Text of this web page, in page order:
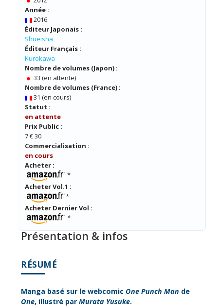
Année :
2016
Éditeur Japonais :
Shueisha
Éditeur Français :
Kurokawa
Nombre de volumes (Japon) :
33 (en attente)
Nombre de volumes (France) :
31 (en cours)
Statut :
en attente
Prix Public :
7 € 30
Commercialisation :
en cours
Acheter :
*
Acheter Vol.1 :
*
Acheter Dernier Vol :
*
Présentation & infos
RÉSUMÉ
Manga basé sur le webcomic One Punch Man de
One, illustré parMurata Yusuke.